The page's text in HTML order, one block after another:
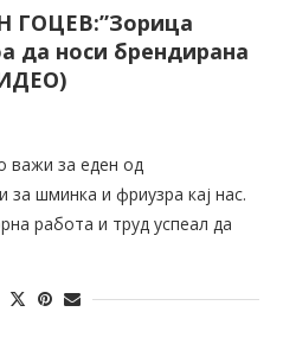
ГОЦЕВ:”Зорица
да носи брендирана
важи за еден од
за шминка и фриузра кај нас.
работа и труд успеал да